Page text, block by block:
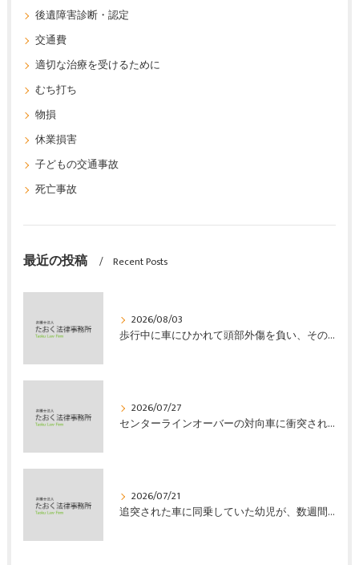
後遺障害診断・認定
交通費
適切な治療を受けるために
むち打ち
物損
休業損害
子どもの交通事故
死亡事故
最近の投稿 Recent Posts
2026/08/03
歩行中に車にひかれて頭部外傷を負い、その４か月後に亡くなり、死亡部分も含めて裁判所の基準で損害賠償金を獲得した事案｜たおく法律事務所
2026/07/27
センターラインオーバーの対向車に衝突され、むち打ちを発症し、裁判所の基準で慰謝料などの損害賠償金を獲得した事案｜たおく法律事務所
2026/07/21
追突された車に同乗していた幼児が、数週間の経過観察の後、裁判所の基準で人損の賠償金を獲得した事案｜たおく法律事務所